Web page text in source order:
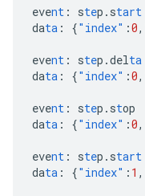
event : step.start
data : {"index" :0,
event : step.delta
data : {"index" :0,
event : step.stop
data : {"index" :0,
event : step.start
data : {"index" : 1 ,